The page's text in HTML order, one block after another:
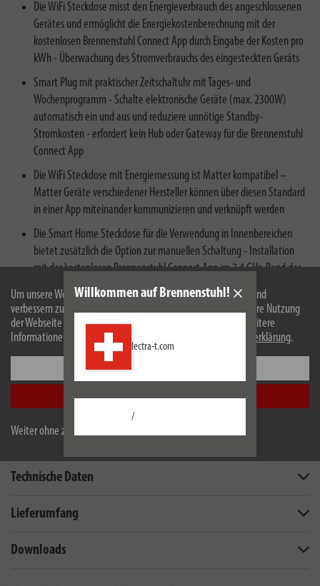
Um unsere Webseite für Sie optimal zu gestalten und fortlaufend
verbessern zu können, verwenden wir Cookies. Durch die weitere Nutzung
der Webseite stimmen Sie der Verwendung von Cookies zu. Weitere
Informationen zu Cookies erhalten Sie in unserer
Datenschutzerklärung.
Alle akzeptieren
Weiter ohne zu akzeptieren
Willkommen auf Brennenstuhl!
lectra-t.com
/
Die WiFi Steckdose misst den Energieverbrauch des angeschlossenen
Gerätes und ermöglicht die Energiekostenberechnung mit der
kostenlosen Brennenstuhl Connect App durch Eingabe der Kosten pro
kWh - Überwachung des Stromverbrauchs des eingesteckten Geräts
Smart Plug mit praktischer Zeitschaltuhr mit Tages- und
Wochenprogramm - Schalte elektronische Geräte (max. 2300W)
automatisch ein und aus und reduziere unnötige Standby-
Stromkosten - erfordert kein Hub oder Gateway für die Brennenstuhl
Connect App
Die WiFi Steckdose mit Energiemessung ist Matter kompatibel –
Matter Geräte verschiedener Hersteller können über diesen Standard
in einer App miteinander kommunizieren und verknüpft werden
Die Smart Home Steckdose für die Verwendung in Innenbereichen
bietet zusätzlich die Option zur manuellen Schaltung - Installation
mit der kostenlosen Brennenstuhl Connect App im 2,4 GHz-Band des
WLAN-Routers
Technische Daten
Lieferumfang
Downloads